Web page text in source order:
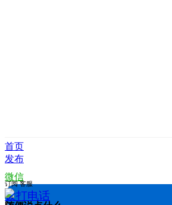
首页
发布
微信
拨打电话
订阅 客服